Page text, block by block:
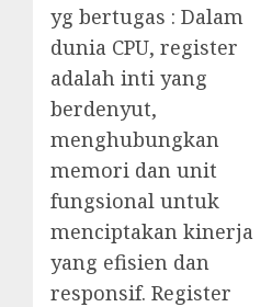
yg bertugas : Dalam
dunia CPU, register
adalah inti yang
berdenyut,
menghubungkan
memori dan unit
fungsional untuk
menciptakan kinerja
yang efisien dan
responsif. Register